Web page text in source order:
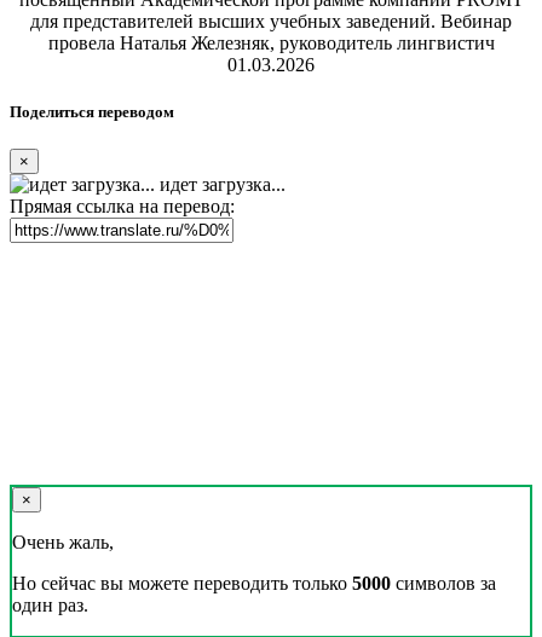
для представителей высших учебных заведений. Вебинар
провела Наталья Железняк, руководитель лингвистич
01.03.2026
Поделиться переводом
×
идет загрузка...
Прямая ссылка на перевод:
×
Очень жаль,
Но сейчас вы можете переводить только 5000 символов за
один раз.